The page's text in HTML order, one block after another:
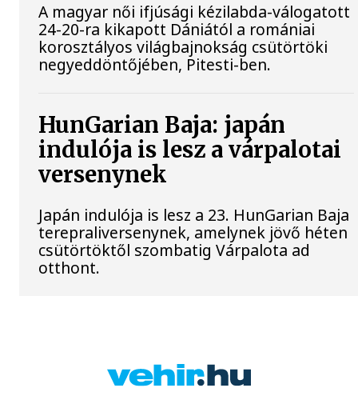
A magyar női ifjúsági kézilabda-válogatott
24-20-ra kikapott Dániától a romániai
korosztályos világbajnokság csütörtöki
negyeddöntőjében, Pitesti-ben.
HunGarian Baja: japán
indulója is lesz a várpalotai
versenynek
Japán indulója is lesz a 23. HunGarian Baja
terepraliversenynek, amelynek jövő héten
csütörtöktől szombatig Várpalota ad
otthont.